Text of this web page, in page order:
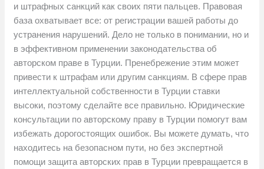
и штрафных санкций как своих пяти пальцев. Правовая
база охватывает все: от регистрации вашей работы до
устранения нарушений. Дело не только в понимании, но и
в эффективном применении законодательства об
авторском праве в Турции. Пренебрежение этим может
привести к штрафам или другим санкциям. В сфере прав
интеллектуальной собственности в Турции ставки
высоки, поэтому сделайте все правильно. Юридические
консультации по авторскому праву в Турции помогут вам
избежать дорогостоящих ошибок. Вы можете думать, что
находитесь на безопасном пути, но без экспертной
помощи защита авторских прав в Турции превращается в